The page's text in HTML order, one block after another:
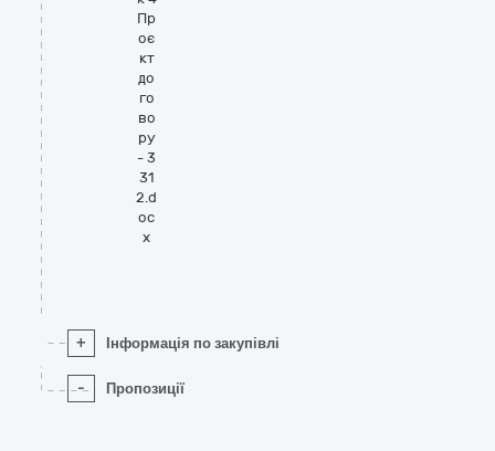
Пр
оє
кт
до
го
во
ру
- 3
31
2.d
oc
x
+ Інформація по закупівлі
- Пропозиції